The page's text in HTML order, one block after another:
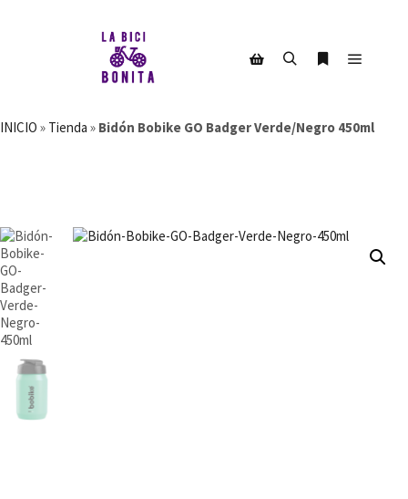
INICIO » Tienda » Bidón Bobike GO Badger Verde/Negro 450ml